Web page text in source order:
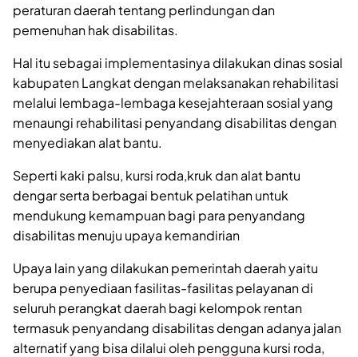
peraturan daerah tentang perlindungan dan
pemenuhan hak disabilitas.
Hal itu sebagai implementasinya dilakukan dinas sosial
kabupaten Langkat dengan melaksanakan rehabilitasi
melalui lembaga-lembaga kesejahteraan sosial yang
menaungi rehabilitasi penyandang disabilitas dengan
menyediakan alat bantu.
Seperti kaki palsu, kursi roda,kruk dan alat bantu
dengar serta berbagai bentuk pelatihan untuk
mendukung kemampuan bagi para penyandang
disabilitas menuju upaya kemandirian
Upaya lain yang dilakukan pemerintah daerah yaitu
berupa penyediaan fasilitas-fasilitas pelayanan di
seluruh perangkat daerah bagi kelompok rentan
termasuk penyandang disabilitas dengan adanya jalan
alternatif yang bisa dilalui oleh pengguna kursi roda,